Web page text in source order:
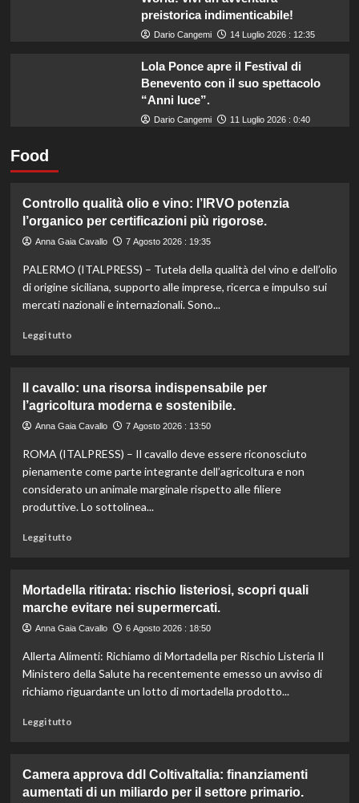
preistorica indimenticabile!
Dario Cangemi 14 Luglio 2026 : 12:35
Lola Ponce apre il Festival di
Benevento con il suo spettacolo
“Anni luce”.
Dario Cangemi 11 Luglio 2026 : 0:40
Food
Controllo qualità olio e vino: l’IRVO potenzia
l’organico per certificazioni più rigorose.
Anna Gaia Cavallo 7 Agosto 2026 : 19:35
PALERMO (ITALPRESS) – Tutela della qualità del vino e dell’olio
di origine siciliana, supporto alle imprese, ricerca e impulso sui
mercati nazionali e internazionali. Sono...
Leggi tuttoLeggi
Controllo
qualità
olio
vino:
l’IRVO
potenzia
per
Il cavallo: una risorsa indispensabile per
l’agricoltura moderna e sostenibile.
Anna Gaia Cavallo 7 Agosto 2026 : 13:50
ROMA (ITALPRESS) – Il cavallo deve essere riconosciuto
pienamente come parte integrante dell’agricoltura e non
considerato un animale marginale rispetto alle filiere
produttive. Lo sottolinea...
Leggi tuttoLeggi
Il
cavallo:
una
indispensabile
per
l’agricoltura
Mortadella ritirata: rischio listeriosi, scopri quali
marche evitare nei supermercati.
Anna Gaia Cavallo 6 Agosto 2026 : 18:50
Allerta Alimenti: Richiamo di Mortadella per Rischio Listeria Il
Ministero della Salute ha recentemente emesso un avviso di
richiamo riguardante un lotto di mortadella prodotto...
Leggi tuttoLeggi
Mortadella
ritirata:
Camera approva ddl ColtivaItalia: finanziamenti
aumentati di un miliardo per il settore primario.